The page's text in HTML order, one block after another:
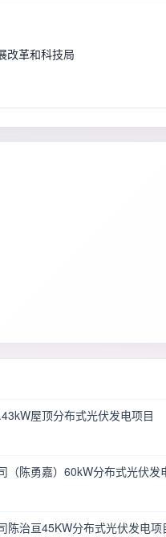
改革和科技局
屋顶分布式光伏发电项目
（陈勇嘉）60kW分布式光伏发
陈治亘45KW分布式光伏发电项